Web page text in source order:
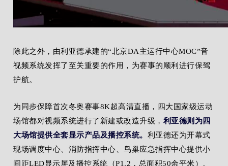
除此之外，由利亚德承建的“北京DA主运行中心MOC”音
视频系统发挥了至关重要的作用，为赛事的顺利进行保驾
护航。
为同步保障首次冬奥赛事8K超高清直播，四大国家级运动
场馆都对视频系统进行了新建或改造升级， 利亚德则为四
大场馆提供全套显示产品及播控系统。 利亚德还为开幕式
现场调度中心、消防指挥中心、鸟巢应急指挥中心提供小
间距LED显示屏及播控系统（P1.2，总面积50余平米）。